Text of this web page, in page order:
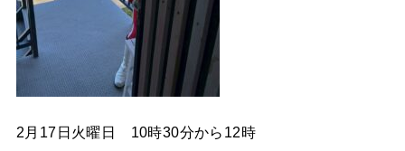
2月17日火曜日 10時30分から12時